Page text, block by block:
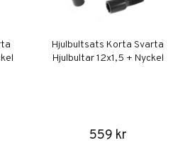
Hjulbultsats Korta Svarta
Hjulbultar 12x1,5 + Nyckel
559 kr